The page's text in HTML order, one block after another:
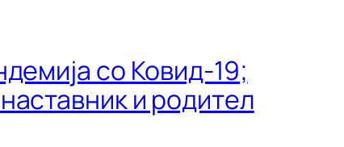
со Ковид-19;
и родител